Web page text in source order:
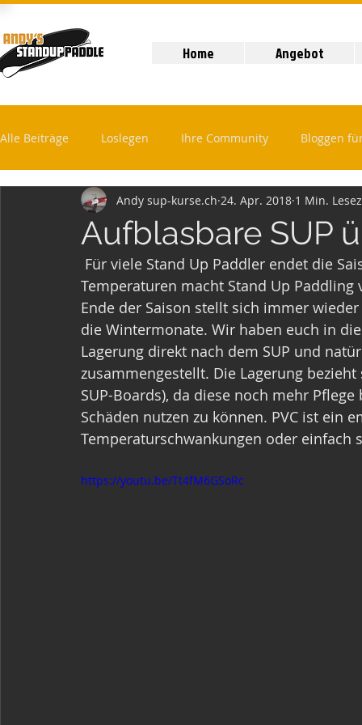
Home Angebot
Alle Beiträge Loslegen Ihre Community Bloggen
Aufblasbare SUP
Andy sup-kurse.ch 24. Apr. 2018 1 Min.
Temperaturen macht Stand Up
Ende der Saison stellt sich immer
die Wintermonate. Wir haben euch in
Lagerung direkt nach dem SUP und
zusammengestellt. Die Lagerung
SUP-Boards), da diese noch mehr
Schäden nutzen zu können. PVC ist ein
Temperaturschwankungen oder
https://youtu.be/Tt4fM6GSoRc